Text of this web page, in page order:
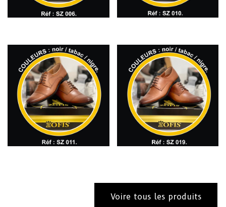
Voire tous les produits